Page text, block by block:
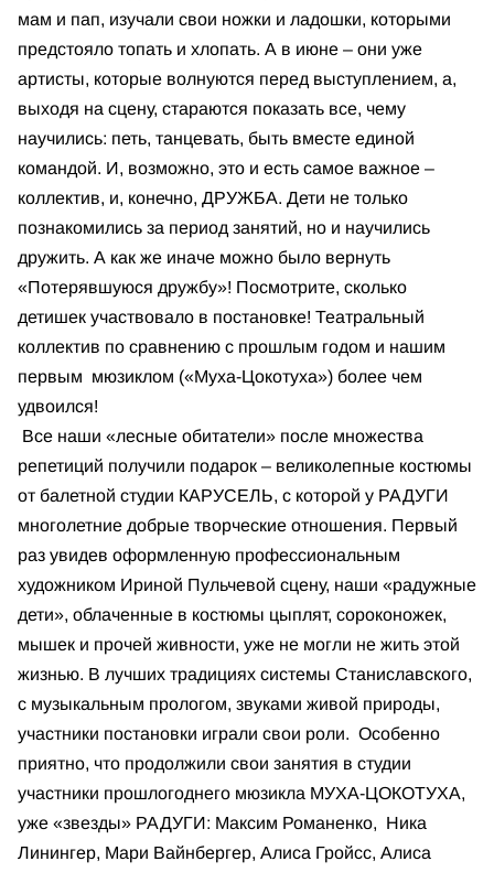
мам и пап, изучали свои ножки и ладошки, которыми
предстояло топать и хлопать. А в июне – они уже
артисты, которые волнуются перед выступлением, а,
выходя на сцену, стараются показать все, чему
научились: петь, танцевать, быть вместе единой
командой. И, возможно, это и есть самое важное –
коллектив, и, конечно, ДРУЖБА. Дети не только
познакомились за период занятий, но и научились
дружить. А как же иначе можно было вернуть
«Потерявшуюся дружбу»! Посмотрите, сколько
детишек участвовало в постановке! Театральный
коллектив по сравнению с прошлым годом и нашим
первым мюзиклом («Муха-Цокотуха») более чем
удвоился!
Все наши «лесные обитатели» после множества
репетиций получили подарок – великолепные костюмы
от балетной студии КАРУСЕЛЬ, с которой у РАДУГИ
многолетние добрые творческие отношения. Первый
раз увидев оформленную профессиональным
художником Ириной Пульчевой сцену, наши «радужные
дети», облаченные в костюмы цыплят, сороконожек,
мышек и прочей живности, уже не могли не жить этой
жизнью. В лучших традициях системы Станиславского,
с музыкальным прологом, звуками живой природы,
участники постановки играли свои роли. Особенно
приятно, что продолжили свои занятия в студии
участники прошлогоднего мюзикла МУХА-ЦОКОТУХА,
уже «звезды» РАДУГИ: Максим Романенко, Ника
Линингер, Мари Вайнбергер, Алиса Гройсс, Алиса